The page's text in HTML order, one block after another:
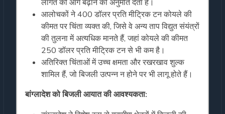
लागत को आगे बढ़ाने की अनुमति देता है।
आलोचकों ने 400 डॉलर प्रति मीट्रिक टन कोयले की
कीमत पर चिंता व्यक्त की, जिसे वे अन्य ताप विद्युत संयंत्रों
की तुलना में अत्यधिक मानते हैं, जहां कोयले की कीमत
250 डॉलर प्रति मीट्रिक टन से भी कम है।
अतिरिक्त चिंताओं में उच्च क्षमता और रखरखाव शुल्क
शामिल हैं, जो बिजली उत्पन्न न होने पर भी लागू होते हैं।
बांग्लादेशकोबिजलीआयातकीआवश्यकता: